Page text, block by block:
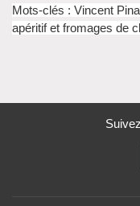
Mots-clés : Vincent
apéritif et fromages de